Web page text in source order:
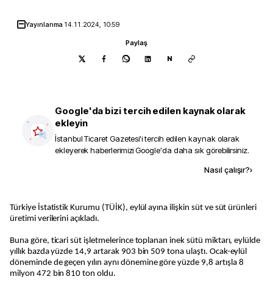
Yayınlanma 14.11.2024, 10:59
Paylaş
N
Google'da bizi tercih edilen kaynak olarak
ekleyin
İstanbul Ticaret Gazetesi'i tercih edilen kaynak olarak
ekleyerek haberlerimizi Google'da daha sık görebilirsiniz.
Nasıl çalışır?›
Türkiye İstatistik Kurumu (TÜİK), eylül ayına ilişkin süt ve süt ürünleri
üretimi verilerini açıkladı.
Buna göre, ticari süt işletmelerince toplanan inek sütü miktarı, eylülde
yıllık bazda yüzde 14,9 artarak 903 bin 509 tona ulaştı. Ocak-eylül
döneminde de geçen yılın aynı dönemine göre yüzde 9,8 artışla 8
milyon 472 bin 810 ton oldu.